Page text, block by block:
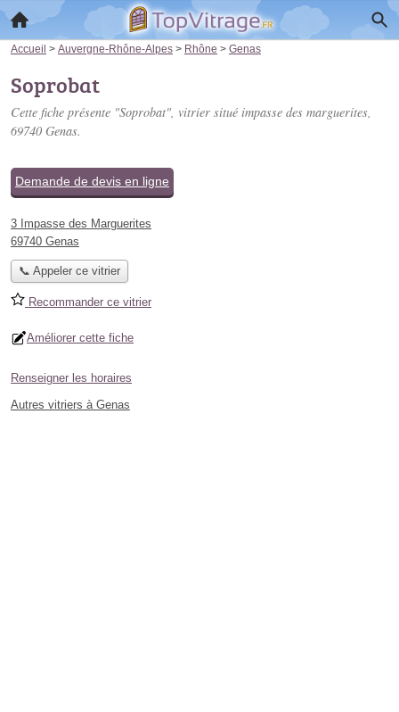
Accueil > Auvergne-Rhône-Alpes > Rhône > Genas
Soprobat
Cette fiche présente "Soprobat", vitrier situé impasse des marguerites,
69740 Genas.
Demande de devis en ligne
3 Impasse des Marguerites
69740 Genas
📞 Appeler ce vitrier
Recommander ce vitrier
Améliorer cette fiche
Renseigner les horaires
Autres vitriers à Genas